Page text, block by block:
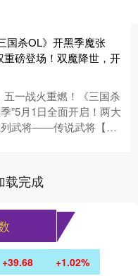
国杀OL》开黑季魔张
重磅登场！双魔降世，开
五一战火重燃！《三国杀
”5月1日全面开启！两大
列武将——传说武将【魔
载完成
+39.68 +1.02%